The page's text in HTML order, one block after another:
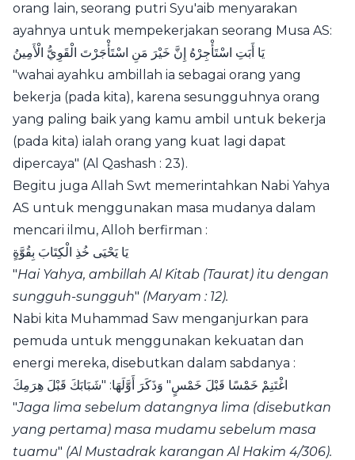
orang lain, seorang putri Syu'aib menyarakan
ayahnya untuk mempekerjakan seorang Musa AS:
يَا أَبَتِ اسْتَأْجِرْهُ إِنَّ خَيْرَ مَنِ اسْتَأْجَرْتَ ‌الْقَوِيُّ ‌الْأَمِينُ
"wahai ayahku ambillah ia sebagai orang yang
bekerja (pada kita), karena sesungguhnya orang
yang paling baik yang kamu ambil untuk bekerja
(pada kita) ialah orang yang kuat lagi dapat
dipercaya" (Al Qashash : 23).
Begitu juga Allah Swt memerintahkan Nabi Yahya
AS untuk menggunakan masa mudanya dalam
mencari ilmu, Alloh berfirman :
يَا يَحْيَى خُذِ الْكِتَابَ ‌بِقُوَّةٍ
"Hai Yahya, ambillah Al Kitab (Taurat) itu dengan
sungguh-sungguh" (Maryam : 12).
Nabi kita Muhammad Saw menganjurkan para
pemuda untuk menggunakan kekuatan dan
energi mereka, disebutkan dalam sabdanya :
اغْتَنِمْ خَمْسًا قَبْلَ خَمْسٍ" وَذَكَرَ أَوَّلَهَا: "شَبَابَكَ قَبْلَ هِرَمِكَ
"Jaga lima sebelum datangnya lima (disebutkan
yang pertama) masa mudamu sebelum masa
tuamu" (Al Mustadrak karangan Al Hakim 4/306).